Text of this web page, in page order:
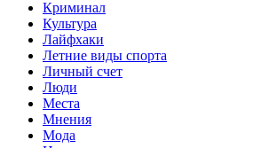
Криминал
Культура
Лайфхаки
Летние виды спорта
Личный счет
Люди
Места
Мнения
Мода